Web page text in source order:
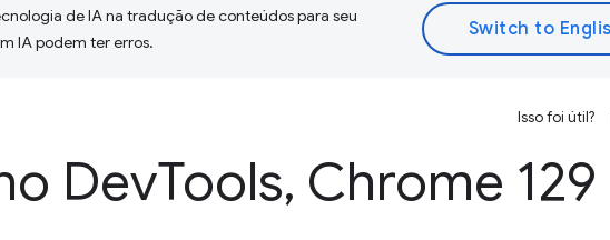
de IA na tradução de conteúdos para seu
IA podem ter erros.
Isso foi útil?
DevTools, Chrome 129